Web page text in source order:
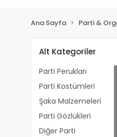
Ana Sayfa Parti &
Alt Kategoriler
Parti Perukları
Parti Kostümleri
Şaka Malzemeleri
Parti Gözlükleri
Diğer Parti